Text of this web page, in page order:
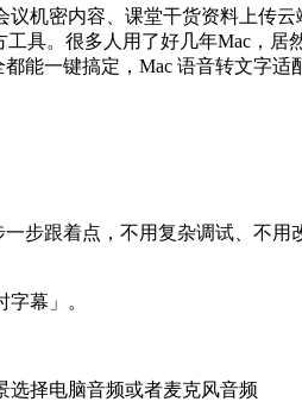
机密内容、课堂干货资料上传
具。很多人用了好几年Mac，
能一键搞定，Mac 语音转文字
步跟着点，不用复杂调试、不
字幕 」。
选择电脑音频或者麦克风音频